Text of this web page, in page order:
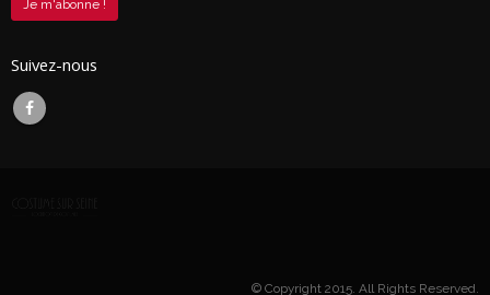
Suivez-nous
© Copyright 2015. All Rights Reserved.